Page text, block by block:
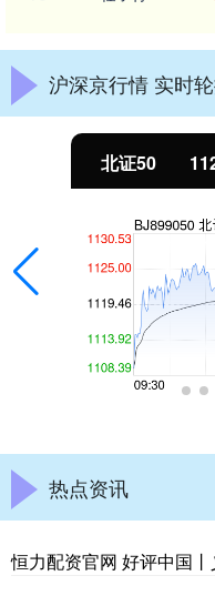
沪深京行情 实时
北证50
热点资讯
恒力配资官网 好评中国